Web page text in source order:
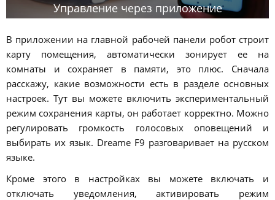
Управление через приложение
В приложении на главной рабочей панели робот строит
карту помещения, автоматически зонирует ее на
комнаты и сохраняет в памяти, это плюс. Сначала
расскажу, какие возможности есть в разделе основных
настроек. Тут вы можете включить экспериментальный
режим сохранения карты, он работает корректно. Можно
регулировать громкость голосовых оповещений и
выбирать их язык. Dreame F9 разговаривает на русском
языке.
Кроме этого в настройках вы можете включать и
отключать уведомления, активировать режим